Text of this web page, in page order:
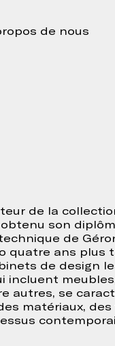
de nous
de la
son
de
quatre ans plus
de design
incluent
autres, se
matériaux,